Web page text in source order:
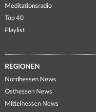
Meditationsradio
Top 40
Playlist
REGIONEN
Nordhessen News
Osthessen News
Mittelhessen News